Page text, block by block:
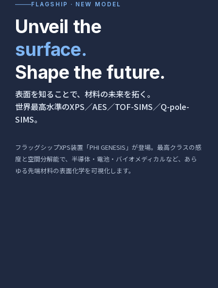
FLAGSHIP · NEW MODEL
Unveil the
surface.
Shape the future.
表面を知ることで、材料の未来を拓く。
世界最高水準のXPS／AES／TOF-SIMS／Q-pole-
SIMS。
フラッグシップXPS装置「PHI GENESIS」が登場。最高クラスの感
度と空間分解能で、半導体・電池・バイオメディカルなど、あら
ゆる先端材料の表面化学を可視化します。